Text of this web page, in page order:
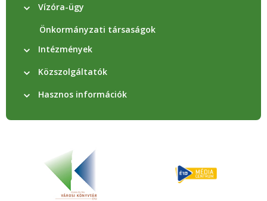
Vízóra-ügy
Önkormányzati társaságok
Intézmények
Közszolgáltatók
Hasznos információk